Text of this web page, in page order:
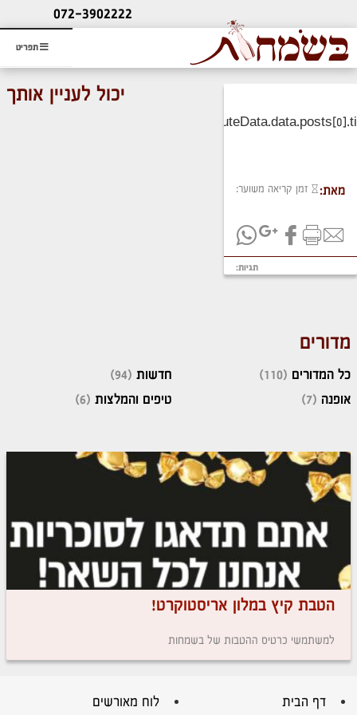
תפריט
ליעוץ חינם
והזמנת כרטיס שמחות
072-3902222
מאת: זמן קריאה משוער:
תגיות:
יכול לעניין אותך
מדורים
כל המדורים (110)
אופנה (7)
חדשות (94)
טיפים והמלצות (6)
הטבת קיץ במלון אריסטוקרט!
למשתמשי כרטיס ההטבות של בשמחות
דף הבית לוח מאורשים